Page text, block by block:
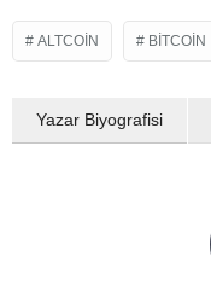
ALTCOIN BITCOIN
Yazar Biyografisi